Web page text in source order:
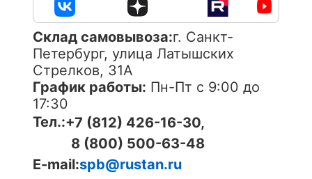
Cклад самовывоза:г. Санкт-
Петербург, улица Латышских
Стрелков, 31А
График работы: Пн-Пт с 9:00 до
17:30
Тел.:+7 (812) 426-16-30,
8 (800) 500-63-48
E-mail:spb@rustan.ru